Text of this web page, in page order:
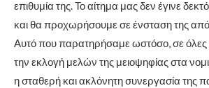
επιθυμία της. Το αίτημα μας δεν έγινε
και θα προχωρήσουμε σε ένσταση της
Αυτό που παρατηρήσαμε ωστόσο, σε όλες
την εκλογή μελών της μειοψηφίας στα
η σταθερή και ακλόνητη συνεργασία της